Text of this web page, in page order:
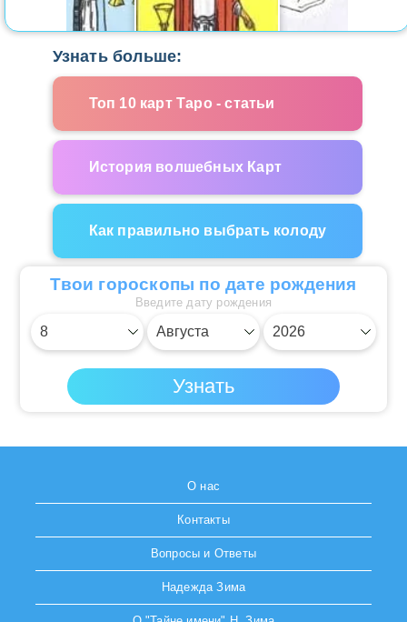
Узнать больше:
Топ 10 карт Таро - статьи
История волшебных Карт
Как правильно выбрать колоду
Твои гороскопы по дате рождения
Введите дату рождения
О нас
Контакты
Вопросы и Ответы
Надежда Зима